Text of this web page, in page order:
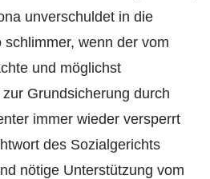
unverschuldet in die
wenn der vom
und möglichst
Grundsicherung durch
immer wieder versperrt
des Sozialgerichts
nötige Unterstützung vom